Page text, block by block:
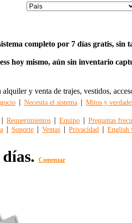
completo por 7 días gratis, sin
hoy mismo, aún sin inventario
alquiler y venta de trajes, vestidos,
| Necesita el sistema | Mitos y
| Requerimientos | Equipo | Preguntas
| Soporte | Ventas | Privacidad | English
Comenzar